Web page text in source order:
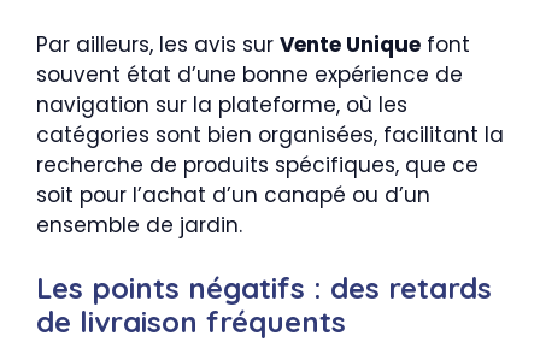
Par ailleurs, les avis sur Vente Unique font
souvent état d’une bonne expérience de
navigation sur la plateforme, où les
catégories sont bien organisées, facilitant la
recherche de produits spécifiques, que ce
soit pour l’achat d’un canapé ou d’un
ensemble de jardin.
Les points négatifs : des retards
de livraison fréquents